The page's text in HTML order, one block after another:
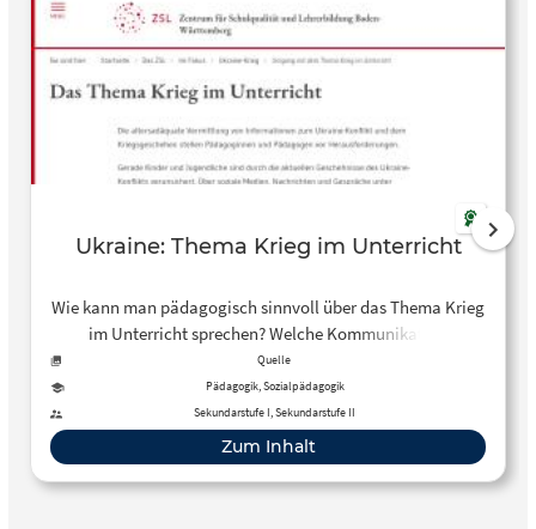
Ukraine: Thema Krieg im Unterricht
Wie kann man pädagogisch sinnvoll über das Thema Krieg
im Unterricht sprechen? Welche Kommunikation
gegenüber Kindern ist angemessen? Das aktuelle
politische Geschehen beschäftigt uns auch im
Pädagogikunterricht. Eine gute Orientierung kann die
Seite des Zentrum für Schulqualität und Lehrerbildung BW
geben.
Quelle
Pädagogik, Sozialpädagogik
Sekundarstufe I, Sekundarstufe II
Zum Inhalt